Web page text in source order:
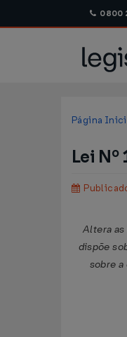
0800
Página
Lei
Altera as
dispõe
sobre